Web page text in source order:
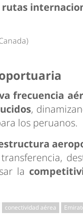
rutas
frecuencia
,
los peruanos.
la
conectividad aérea